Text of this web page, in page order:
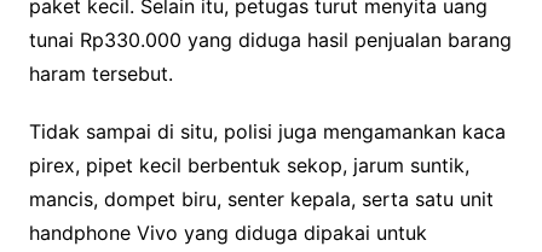
paket kecil. Selain itu, petugas turut menyita uang
tunai Rp330.000 yang diduga hasil penjualan barang
haram tersebut.
Tidak sampai di situ, polisi juga mengamankan kaca
pirex, pipet kecil berbentuk sekop, jarum suntik,
mancis, dompet biru, senter kepala, serta satu unit
handphone Vivo yang diduga dipakai untuk